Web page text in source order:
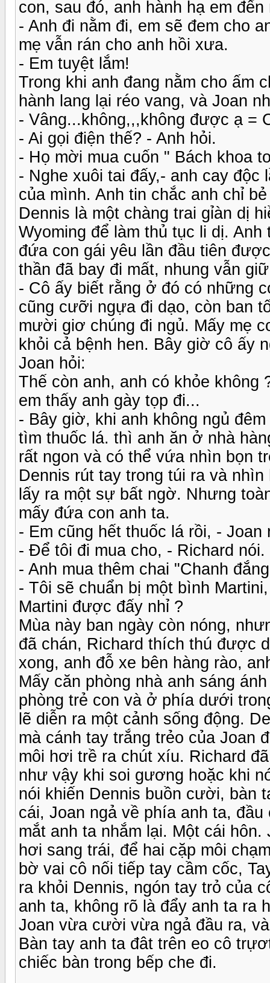
con, sau đó, anh hành hạ em
- Anh đi nằm đi, em sẽ đem cho
mẹ vẫn rán cho anh hồi xưa.
- Em tuyệt lắm!
Trong khi anh đang nằm cho ấm
hành lang lại réo vang, và Joan
- Vâng...không,,,không được ạ =
- Ai gọi điện thế? - Anh hỏi.
- Họ mời mua cuốn " Bách khoa
- Nghe xuôi tai đấy,- anh cay
của mình. Anh tin chắc anh chỉ
Dennis là một chàng trai gỉàn dị
Wyoming để làm thủ tục li dị.
đứa con gái yêu lần đầu tiên
thần đã bay đi mất, nhung vẫn
- Cô ấy biết rằng ở đó có những
cũng cưỡi ngựa đi dạo, còn ban
mười giơ chúng đi ngủ. Mấy mẹ
khỏi cả bệnh hen. Bây giờ cô ấy
Joan hỏi:
Thế còn anh, anh có khỏe
em thấy anh gày tọp đi...
- Bây giờ, khi anh không ngủ
tìm thuốc lá. thì anh ăn ở nhà
rất ngon và có thể vứa nhìn bọn
Dennis rút tay trong túi ra và
lấy ra một sự bất ngờ. Nhưng
mấy đứa con anh ta.
- Em cũng hết thuốc lá rồi, - Joan
- Để tôi đi mua cho, - Richard nói.
- Anh mua thêm chai "Chanh
- Tôi sẽ chuẩn bị một bình
Martini được đấy nhỉ ?
Mùa này ban ngày còn nóng,
đã chán, Richard thích thú được
xong, anh đỗ xe bên hàng rào,
Mấy căn phòng nhà anh sáng
phòng trẻ con và ở phía dưới
lẽ diễn ra một cảnh sống động.
mà cánh tay trắng trẻo của Joan
môi hơi trề ra chút xíu. Richard
như vậy khi soi gương hoặc khi
nói khiến Dennis buồn cười, bàn
cái, Joan ngả về phía anh ta,
mắt anh ta nhắm lại. Một cái
hơi sang trái, để hai cặp môi
bờ vai cô nối tiếp tay cầm cốc,
ra khỏi Dennis, ngón tay trỏ của
anh ta, không rõ là đẩy anh ta ra
Joan vừa cười vừa ngả đầu ra,
Bàn tay anh ta đât trên eo cô
chiếc bàn trong bếp che đi.